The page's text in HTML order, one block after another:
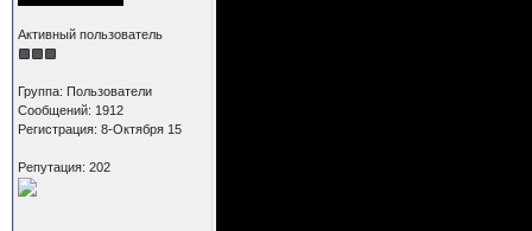
Активный пользователь
Группа: Пользователи
Сообщений: 1912
Регистрация: 8-Октября 15
Репутация: 202